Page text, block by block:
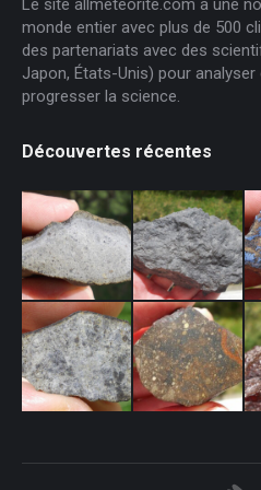
monde entier avec plus de 500
des partenariats avec des
Japon, États-Unis) pour
progresser la science.
Découvertes récentes